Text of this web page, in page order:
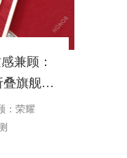
兼顾：
旗舰评
：荣耀